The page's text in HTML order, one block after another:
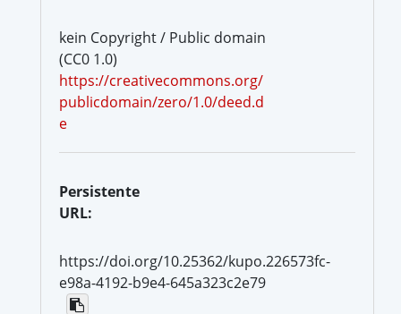
kein Copyright / Public domain
(CC0 1.0)
https://creativecommons.org/
publicdomain/zero/1.0/deed.d
e
Persistente
URL:
https://doi.org/10.25362/kupo.226573fc-
e98a-4192-b9e4-645a323c2e79